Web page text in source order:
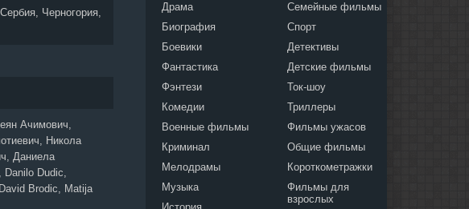
Черногория,
Ачимович,
Никола
Даниела
Dudic,
Brodic, Matija
Драма
Биография
Боевики
Фантастика
Фэнтези
Комедии
Военные фильмы
Криминал
Мелодрамы
Музыка
Семейные фильмы
Спорт
Детективы
Детские фильмы
Ток-шоу
Триллеры
Фильмы ужасов
Общие фильмы
Короткометражки
Фильмы для
взрослых
Детские фильмы